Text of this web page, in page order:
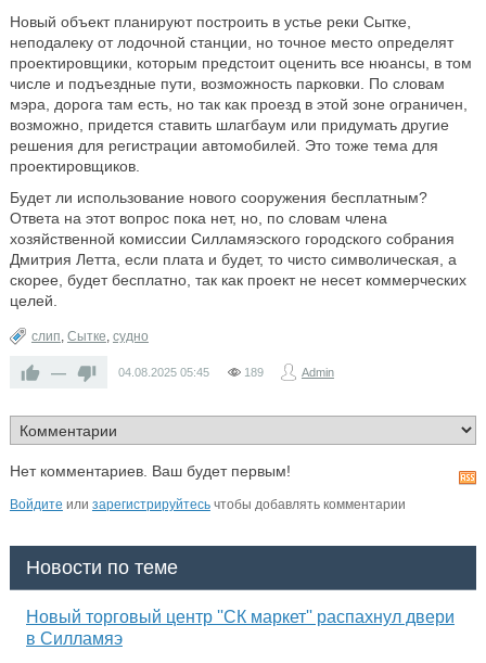
Новый объект планируют построить в устье реки Сытке,
неподалеку от лодочной станции, но точное место определят
проектировщики, которым предстоит оценить все нюансы, в том
числе и подъездные пути, возможность парковки. По словам
мэра, дорога там есть, но так как проезд в этой зоне ограничен,
возможно, придется ставить шлагбаум или придумать другие
решения для регистрации автомобилей. Это тоже тема для
проектировщиков.
Будет ли использование нового сооружения бесплатным?
Ответа на этот вопрос пока нет, но, по словам члена
хозяйственной комиссии Силламяэского городского собрания
Дмитрия Летта, если плата и будет, то чисто символическая, а
скорее, будет бесплатно, так как проект не несет коммерческих
целей.
слип, Сытке, судно
— 04.08.2025 05:45 189 Admin
Нет комментариев. Ваш будет первым!
Войдите или зарегистрируйтесьчтобы добавлять комментарии
Новости по теме
Новый торговый центр ''СК маркет'' распахнул двери
в Силламяэ